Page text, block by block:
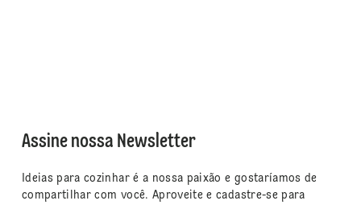
Assine nossa Newsletter
Ideias para cozinhar é a nossa paixão e gostaríamos de
compartilhar com você. Aproveite e cadastre-se para